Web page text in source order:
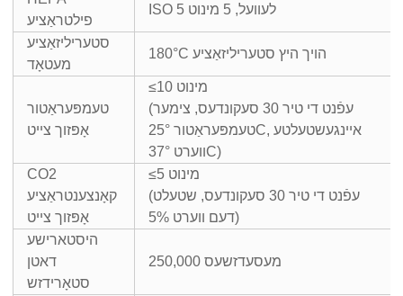
פילטראַציע
ISO 5 לעוועל, 5 מינוט
סטעריליזאַציע
מעטאָד
180°C הויך היץ סטעריליזאַציע
טעמפּעראַטור
אָפּזוך צייט
≤10 מינוט
(עפֿנט די טיר 30 סעקונדעס, צימער
טעמפּעראַטור 25°C, איינגעשטעלטע
ווערט 37°C)
CO2
קאָנצענטראַציע
אָפּזוך צייט
≤5 מינוט
(עפֿנט די טיר 30 סעקונדעס, שטעלט
דעם ווערט 5%)
היסטארישע
דאטן
סטאָרידזש
250,000 מעסעדזשעס